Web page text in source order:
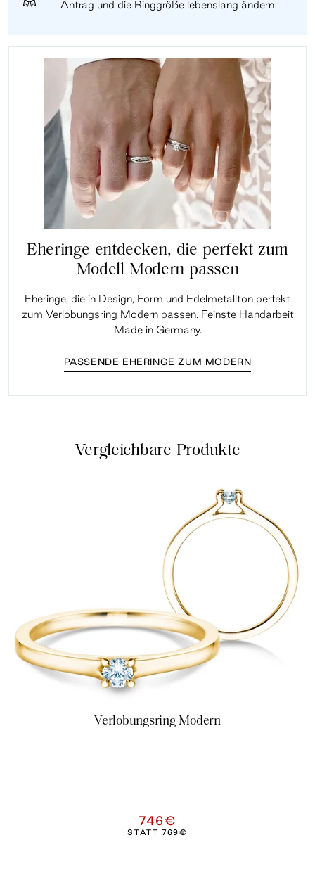
Antrag und die Ringgröße lebenslang ändern
Eheringe entdecken, die perfekt zum
Modell Modern passen
Eheringe, die in Design, Form und Edelmetallton perfekt
zum Verlobungsring Modern passen. Feinste Handarbeit
Made in Germany.
PASSENDE EHERINGE ZUM MODERN
Vergleichbare Produkte
Verlobungsring Modern
746€
STATT769€